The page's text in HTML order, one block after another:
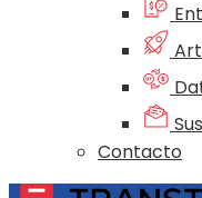
Contacto